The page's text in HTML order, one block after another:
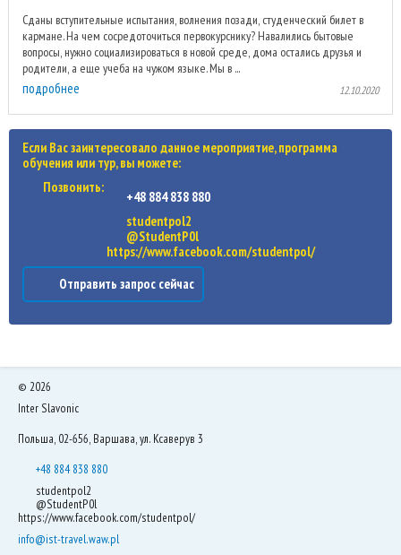
Сданы вступительные испытания, волнения позади, студенческий билет в
кармане. На чем сосредоточиться первокурснику? Навалились бытовые
вопросы, нужно социализироваться в новой среде, дома остались друзья и
родители, а еще учеба на чужом языке. Мы в ...
подробнее 12.10.2020
Если Вас заинтересовало данное мероприятие, программа
обучения или тур, вы можете:
Позвонить:
+48 884 838 880
studentpol2
@StudentP0l
https://www.facebook.com/studentpol/
Отправить запрос сейчас
© 2026
Inter Slavonic
Польша, 02-656, Варшава, ул. Ксаверув 3
+48 884 838 880
studentpol2
@StudentP0l
https://www.facebook.com/studentpol/
info@ist-travel.waw.pl